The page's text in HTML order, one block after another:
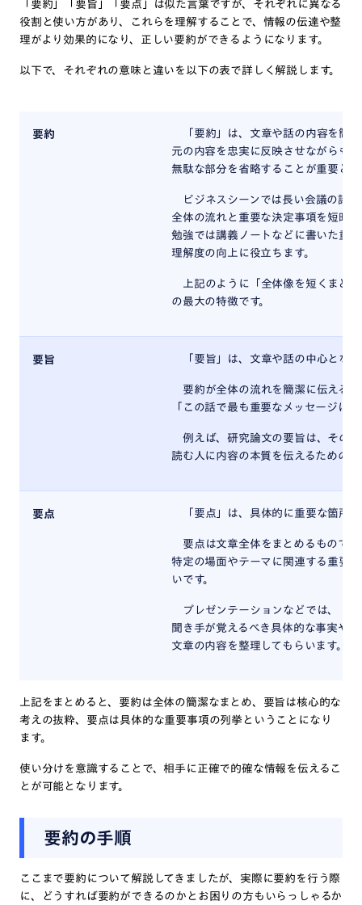
「要約」「要旨」「要点」は似た言葉ですが、それぞれに異なる
役割と使い方があり、これらを理解することで、情報の伝達や整
理がより効果的になり、正しい要約ができるようになります。
以下で、それぞれの意味と違いを以下の表で詳しく解説します。
要約
「要約」は、文章や話の内容を簡
元の内容を忠実に反映させながらも、
無駄な部分を省略することが重要と
ビジネスシーンでは長い会議の議
全体の流れと重要な決定事項を短時
勉強では講義ノートなどに書いた重
理解度の向上に役立ちます。
上記のように「全体像を短くまと
の最大の特徴です。
要旨 「要旨」は、文章や話の中心とな
要約が全体の流れを簡潔に伝える
「この話で最も重要なメッセージは
例えば、研究論文の要旨は、その
読む人に内容の本質を伝えるための
要点 「要点」は、具体的に重要な箇所
要点は文章全体をまとめるもので
特定の場面やテーマに関連する重要
いです。
プレゼンテーションなどでは、
聞き手が覚えるべき具体的な事実や
文章の内容を整理してもらいます。
上記をまとめると、要約は全体の簡潔なまとめ、要旨は核心的な
考えの抜粋、要点は具体的な重要事項の列挙ということになり
ます。
使い分けを意識することで、相手に正確で的確な情報を伝えるこ
とが可能となります。
要約の手順
ここまで要約について解説してきましたが、実際に要約を行う際
に、どうすれば要約ができるのかとお困りの方もいらっしゃるか